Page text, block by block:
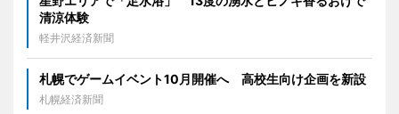
清涼体験
軽井沢経済新聞
札幌でゲームイベント10月開催へ 高校生向け企画を新設
札幌経済新聞